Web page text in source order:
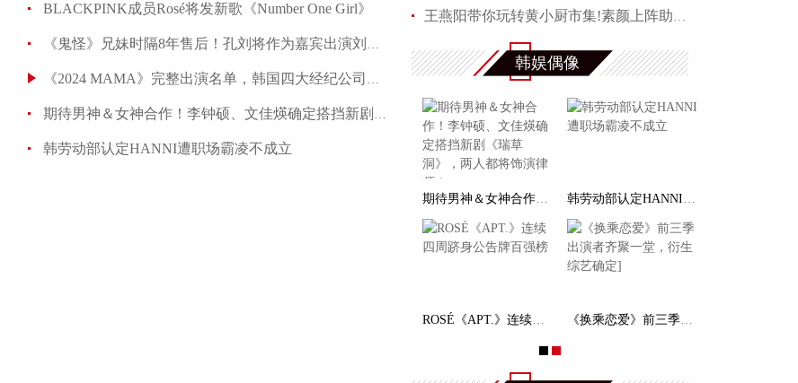
BLACKPINK成员Rosé将发新歌《Number One Girl》
《鬼怪》兄妹时隔8年售后！孔刘将作为嘉宾出演刘寅娜的
《2024 MAMA》完整出演名单，韩国四大经纪公司中唯独JYP
期待男神＆女神合作！李钟硕、文佳煐确定搭挡新剧《瑞草洞
韩劳动部认定HANNI遭职场霸凌不成立
王燕阳带你玩转黄小厨市集!素颜上阵助力嫣然天使
何润东夏日写真魅力多变 黑色蕾丝透视西装性感吸
韩娱偶像
期待男神＆女神合作！李钟硕、文佳煐确定搭挡新剧《 韩劳动部认定HANNI遭职场霸凌不成立
ROSÉ《APT.》连续四周跻身公告牌百强榜 《换乘恋爱》前三季出演者齐聚一堂，衍生综艺确定